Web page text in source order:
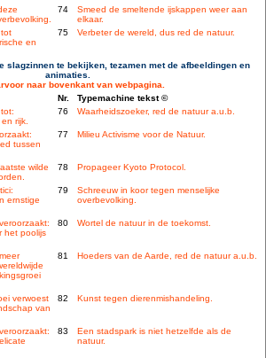
74
Smeed de smeltende ijskappen weer aan
elkaar.
tot
en
75 Verbeter de wereld, dus red de natuur.
slagzinnen te bekijken, tezamen met de afbeeldingen en
animaties.
naar bovenkant van webpagina.
Nr.
Typemachine tekst ©
rijk.
76 Waarheidszoeker, red de natuur a.u.b.
tussen
77 Milieu Activisme voor de Natuur.
wilde
78 Propageer Kyoto Protocol.
ernstige
79
Schreeuw in koor tegen menselijke
overbevolking.
het poolijs
80 Wortel de natuur in de toekomst.
81 Hoeders van de Aarde, red de natuur a.u.b.
verwoest
van
82 Kunst tegen dierenmishandeling.
83
Een stadspark is niet hetzelfde als de
natuur.